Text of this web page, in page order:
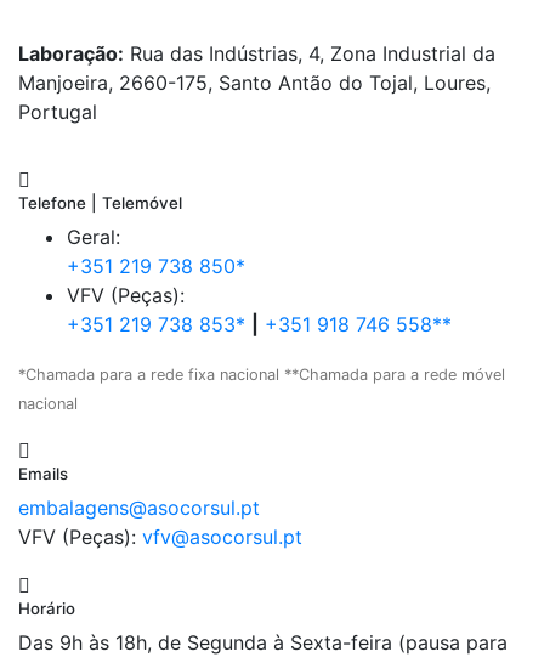
Laboração: Rua das Indústrias, 4, Zona Industrial da
Manjoeira, 2660-175, Santo Antão do Tojal, Loures,
Portugal
Telefone | Telemóvel
Geral:
+351 219 738 850*
VFV (Peças):
+351 219 738 853*
+351 918 746 558**
*Chamada para a rede fixa nacional **Chamada para a rede móvel
nacional
Emails
embalagens@asocorsul.pt
VFV (Peças): vfv@asocorsul.pt
Horário
Das 9h às 18h, de Segunda à Sexta-feira (pausa para